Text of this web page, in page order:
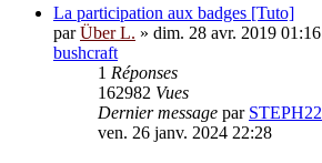
La participation aux badges [Tuto]
parÜber L. » dim. 28 avr. 2019 01:16
bushcraft
1 Réponses
162982 Vues
Dernier message par STEPH22
ven. 26 janv. 2024 22:28